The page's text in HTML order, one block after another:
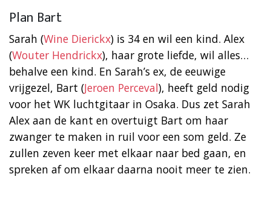
Plan Bart
Sarah (Wine Dierickx) is 34 en wil een kind. Alex
(Wouter Hendrickx), haar grote liefde, wil alles…
behalve een kind. En Sarah’s ex, de eeuwige
vrijgezel, Bart (Jeroen Perceval), heeft geld nodig
voor het WK luchtgitaar in Osaka. Dus zet Sarah
Alex aan de kant en overtuigt Bart om haar
zwanger te maken in ruil voor een som geld. Ze
zullen zeven keer met elkaar naar bed gaan, en
spreken af om elkaar daarna nooit meer te zien.